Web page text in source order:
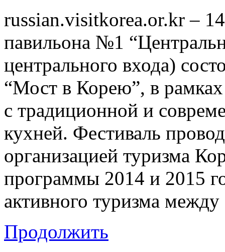
russian.visitkorea.or.kr –
павильона №1
центрального входа)
“Мост в Корею”, в рамках
с традиционной и
кухней. Фестиваль
организацией туризма
программы 2014 и 2015
активного туризма
Продолжить